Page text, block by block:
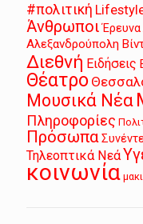
#πολιτική
Άνθρωποι Έρευνα
Αλεξανδρούπολη
Διεθνή Ειδήσεις
Θέατρο
Μουσικά Νέα
Πληροφορίες
Πρόσωπα
Τηλεοπτικά Νεά
κοινωνία